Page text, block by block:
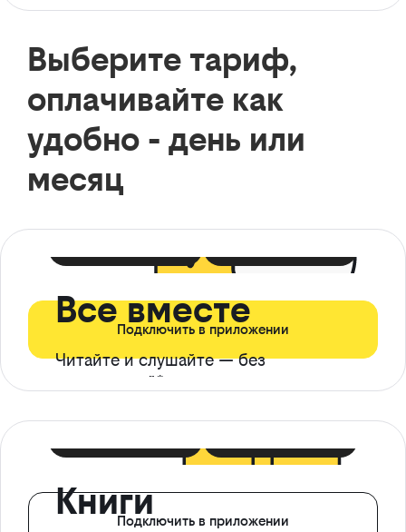
Выберите тариф,
оплачивайте как
удобно - день или
месяц
Все вместе
Читайте и слушайте — без
ограничений*
Подключить в приложении
КнигиПодключить в приложении